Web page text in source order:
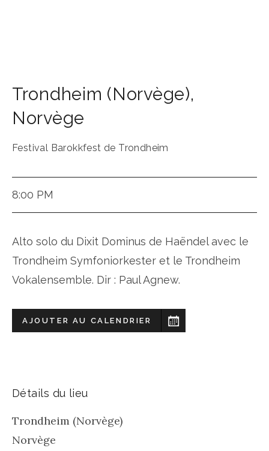
Trondheim (Norvège),
Norvège
Festival Barokkfest de Trondheim
8:00 PM
Alto solo du Dixit Dominus de Haëndel avec le
Trondheim Symfoniorkester et le Trondheim
Vokalensemble. Dir : Paul Agnew.
AJOUTER AU CALENDRIER
Détails du lieu
Trondheim (Norvège)
Norvège